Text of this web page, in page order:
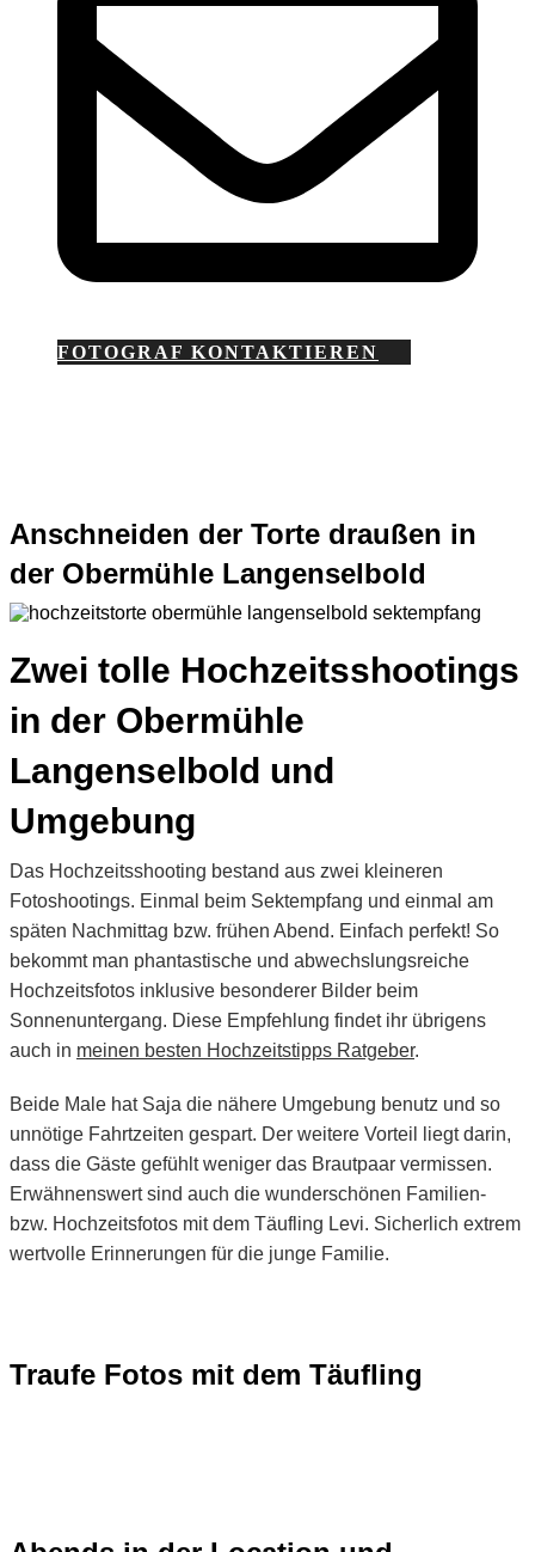
FOTOGRAF KONTAKTIEREN
Anschneiden der Torte draußen in
der Obermühle Langenselbold
Zwei tolle Hochzeitsshootings
in der Obermühle
Langenselbold und
Umgebung
Das Hochzeitsshooting bestand aus zwei kleineren
Fotoshootings. Einmal beim Sektempfang und einmal am
späten Nachmittag bzw. frühen Abend. Einfach perfekt! So
bekommt man phantastische und abwechslungsreiche
Hochzeitsfotos inklusive besonderer Bilder beim
Sonnenuntergang. Diese Empfehlung findet ihr übrigens
auch in meinen besten Hochzeitstipps Ratgeber.
Beide Male hat Saja die nähere Umgebung benutz und so
unnötige Fahrtzeiten gespart. Der weitere Vorteil liegt darin,
dass die Gäste gefühlt weniger das Brautpaar vermissen.
Erwähnenswert sind auch die wunderschönen Familien-
bzw. Hochzeitsfotos mit dem Täufling Levi. Sicherlich extrem
wertvolle Erinnerungen für die junge Familie.
Traufe Fotos mit dem Täufling